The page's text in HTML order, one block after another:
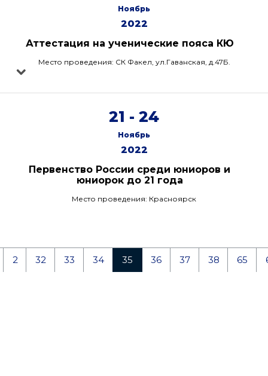
Ноябрь
2022
Аттестация на ученические пояса КЮ
Место проведения: СК Факел, ул.Гаванская, д.47Б.
21 - 24
Ноябрь
2022
Первенство России среди юниоров и
юниорок до 21 года
Место проведения: Красноярск
2 32 33 34 35 36 37 38 65